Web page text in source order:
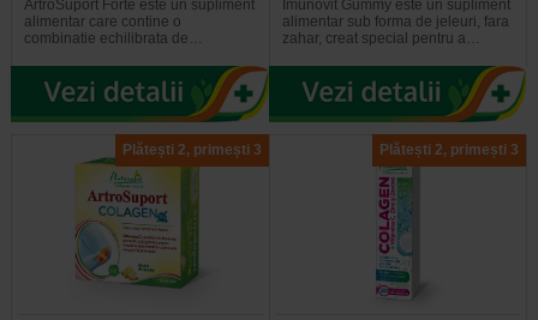
ArtroSuport Forte este un supliment
alimentar care contine o
combinatie echilibrata de…
Imunovit Gummy este un supliment
alimentar sub forma de jeleuri, fara
zahar, creat special pentru a…
Plătești 2, primești 3 Plătești 2, primești 3